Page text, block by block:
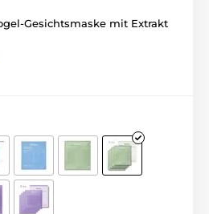
Gesichtsmaske mit Extrakt